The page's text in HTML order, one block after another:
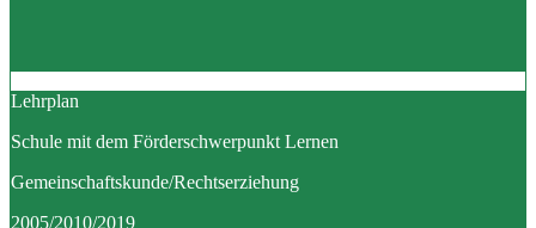
Lehrplan
Schule mit dem Förderschwerpunkt Lernen
Gemeinschaftskunde/Rechtserziehung
2005/2010/2019